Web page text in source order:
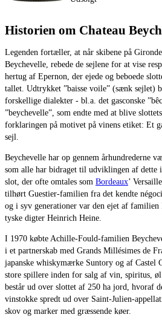
Historien om Chateau
Legenden fortæller, at når skibene på
Beychevelle, rebede de sejlene for at vise
hertug af Epernon, der ejede og beboede
tallet. Udtrykket ”baisse voile” (sænk sejlet)
forskellige dialekter - bl.a. det gasconske
”beychevelle”, som endte med at blive
forklaringen på motivet på vinens etiket: Et
sejl.
Beychevelle har op gennem århundrederne
som alle har bidraget til udviklingen af dette
slot, der ofte omtales som Bordeaux’
tilhørt Guestier-familien fra det kendte
og i syv generationer var den ejet af
tyske digter Heinrich Heine.
I 1970 købte Achille-Fould-familien
i et partnerskab med Grands Millésimes de
japanske whiskymærke Suntory og af Castel
store spillere inden for salg af vin, spiritus,
består ud over slottet af 250 ha jord, hvoraf
vinstokke spredt ud over Saint-Julien-
skov og marker med græssende køer.